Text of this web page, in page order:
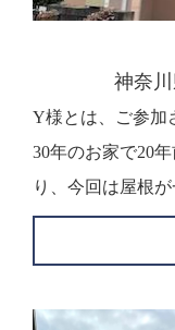
神奈
Y様とは、ご参加
30年のお家で20
り、今回は屋根